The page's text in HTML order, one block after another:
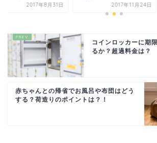
2017年8月31日 2017年11月24日
コインロッカーに期
るか？超過料金は？
赤ちゃんとの帰省でお風呂や布団はどう
する？荷造りのポイントは？！